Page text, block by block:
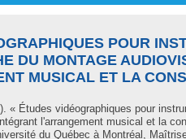
POUR
DU MONTAGE
MUSICAL ET LA
« Études vidéographiques pour
l'arrangement musical et la
du Québec à Montréal,